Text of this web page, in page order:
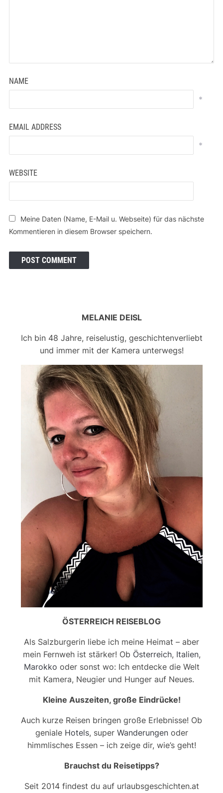
NAME
*
EMAIL ADDRESS
*
WEBSITE
Meine Daten (Name, E-Mail u. Webseite) für das nächste
Kommentieren in diesem Browser speichern.
MELANIE DEISL
Ich bin 48 Jahre, reiselustig, geschichtenverliebt
und immer mit der Kamera unterwegs!
ÖSTERREICH REISEBLOG
Als Salzburgerin liebe ich meine Heimat – aber
mein Fernweh ist stärker! Ob Österreich, Italien,
Marokko oder sonst wo: Ich entdecke die Welt
mit Kamera, Neugier und Hunger auf Neues.
Kleine Auszeiten, große Eindrücke!
Auch kurze Reisen bringen große Erlebnisse! Ob
geniale Hotels, super Wanderungenoder
himmlisches Essen – ich zeige dir, wie’s geht!
Brauchst du Reisetipps?
Seit 2014 findest du auf urlaubsgeschichten.at